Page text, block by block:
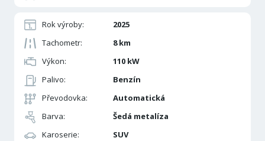
Rok výroby:
2025
Tachometr:
8 km
Výkon:
110 kW
Palivo:
Benzín
Převodovka:
Automatická
Barva:
Šedá metalíza
Karoserie:
SUV